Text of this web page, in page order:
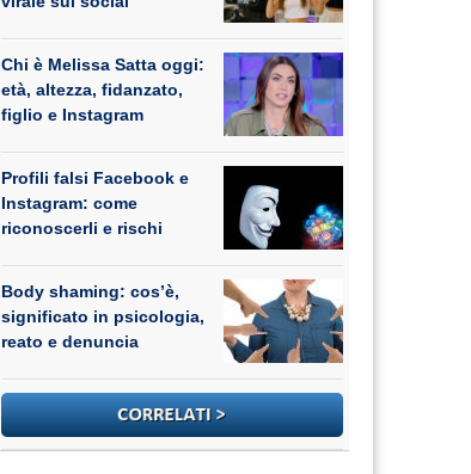
Chi è Melissa Satta oggi:
età, altezza, fidanzato,
figlio e Instagram
Profili falsi Facebook e
Instagram: come
riconoscerli e rischi
Body shaming: cos’è,
significato in psicologia,
reato e denuncia